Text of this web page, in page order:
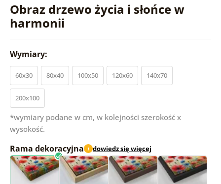
Obraz drzewo życia i słońce w
harmonii
Wymiary:
60x30 80x40 100x50 120x60 140x70
200x100
*wymiary podane w cm, w kolejności szerokość x
wysokość.
Rama dekoracyjna i dowiedz się więcej